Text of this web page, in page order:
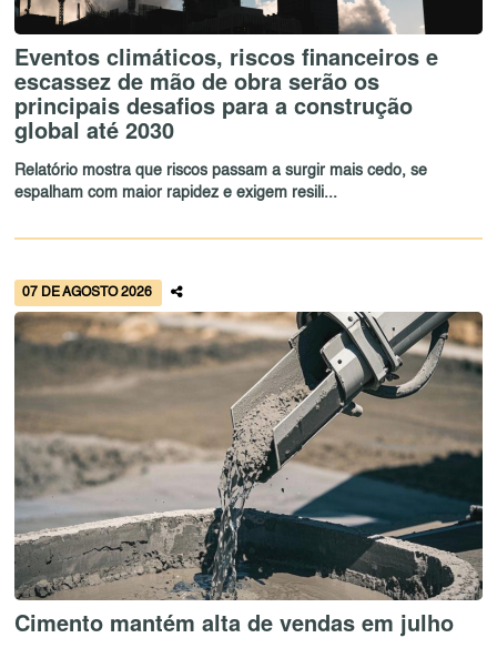
Eventos climáticos, riscos financeiros e
escassez de mão de obra serão os
principais desafios para a construção
global até 2030
Relatório mostra que riscos passam a surgir mais cedo, se
espalham com maior rapidez e exigem resili...
07 DE AGOSTO 2026
Cimento mantém alta de vendas em julho